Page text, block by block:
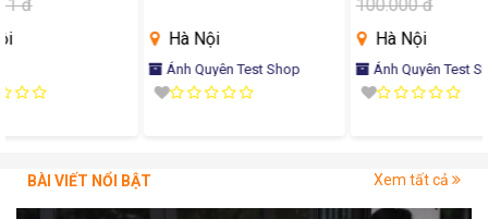
Ánh Quyên Test Shop Ánh Quyên Test Shop Ánh
BÀI VIẾT NỔI BẬT Xem tất cả